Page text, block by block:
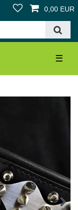
0,00 EUR
☰